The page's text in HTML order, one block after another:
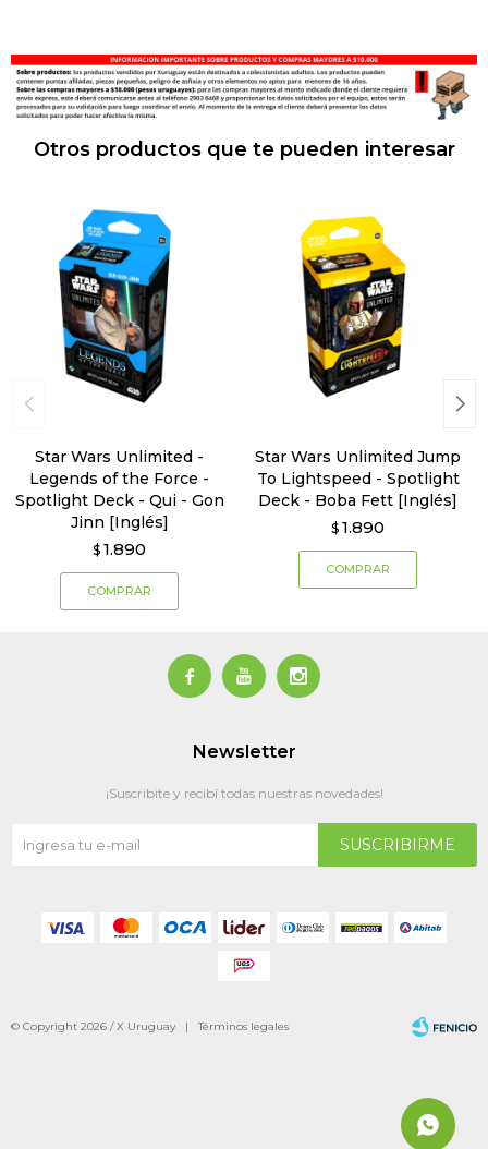
Otros productos que te pueden interesar
Star Wars Unlimited -
Legends of the Force -
Spotlight Deck - Qui - Gon
Jinn [Inglés]
$ 1.890
Star Wars Unlimited Jump
To Lightspeed - Spotlight
Deck - Boba Fett [Inglés]
$ 1.890
  
Newsletter
¡Suscribite y recibí todas nuestras novedades!
SUSCRIBIRME
© Copyright 2026 / X Uruguay |Términos legales